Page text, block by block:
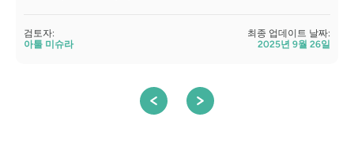
검토자:
아툴 미슈라
최종 업데이트 날짜:
2025년 9월 26일